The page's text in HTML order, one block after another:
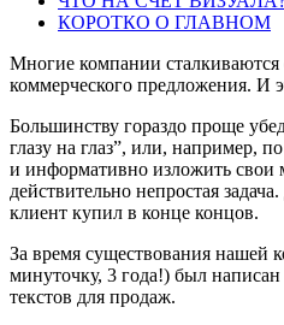
КОРОТКО О ГЛАВНОМ
Многие компании сталкиваются
коммерческого предложения. И
Большинству гораздо проще
глазу на глаз”, или, например,
и информативно изложить свои
действительно непростая
клиент купил в конце концов.
За время существования нашей
минуточку, 3 года!) был
текстов для продаж.